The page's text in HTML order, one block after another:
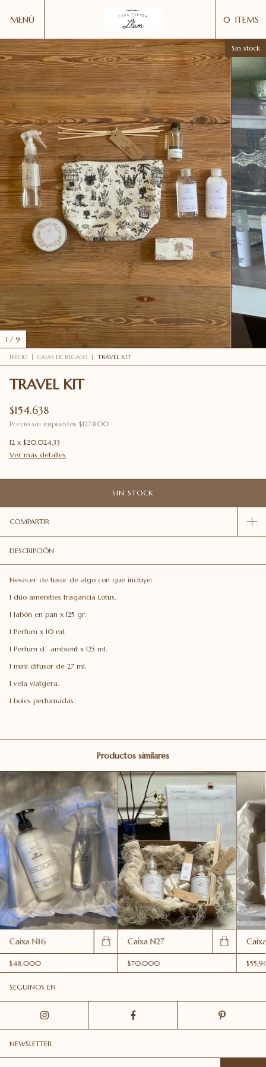
MENÚ 0 ITEMS
Sin stock
1 / 9
INICIO CAJAS DE REGALO TRAVEL KIT
TRAVEL KIT
$154.638
Precio sin impuestos $127.800
12 x $20.024,33
Ver más detalles
COMPARTIR
DESCRIPCIÓN
Nesecer de tusor de algo con que incluye:
1 dúo amenities fragancia Lotus.
1 Jabón en pan x 125 gr.
1 Perfum x 10 ml.
1 Perfum d´ ambient x 125 ml.
1 mini difusor de 27 ml.
1 vela viatgera.
1 boles perfumadas.
Productos similares
Caixa N16
$48.000
Caixa N27
$70.000
SEGUINOS EN
NEWSLETTER